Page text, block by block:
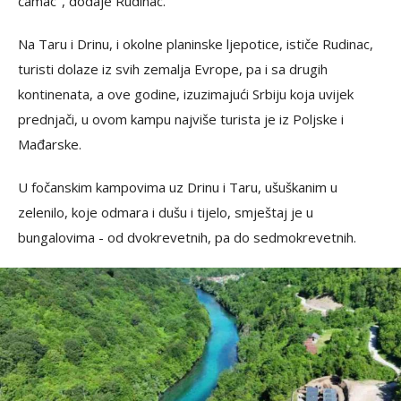
Na Taru i Drinu, i okolne planinske ljepotice, ističe Rudinac,
turisti dolaze iz svih zemalja Evrope, pa i sa drugih
kontinenata, a ove godine, izuzimajući Srbiju koja uvijek
prednjači, u ovom kampu najviše turista je iz Poljske i
Mađarske.
U fočanskim kampovima uz Drinu i Taru, ušuškanim u
zelenilo, koje odmara i dušu i tijelo, smještaj je u
bungalovima - od dvokrevetnih, pa do sedmokrevetnih.